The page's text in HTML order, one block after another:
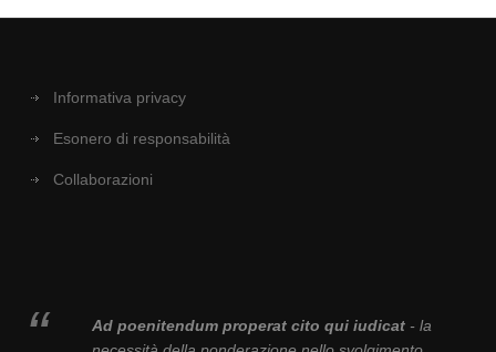
Informativa privacy
Esonero di responsabilità
Collaborazioni
Ad poenitendum properat cito qui iudicat- la